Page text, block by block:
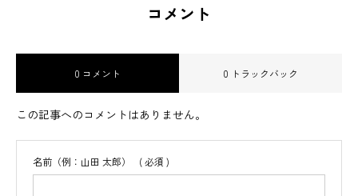
コメント
0 コメント 0 トラックバック
この記事へのコメントはありません。
名前（例：山田 太郎） ( 必須 )